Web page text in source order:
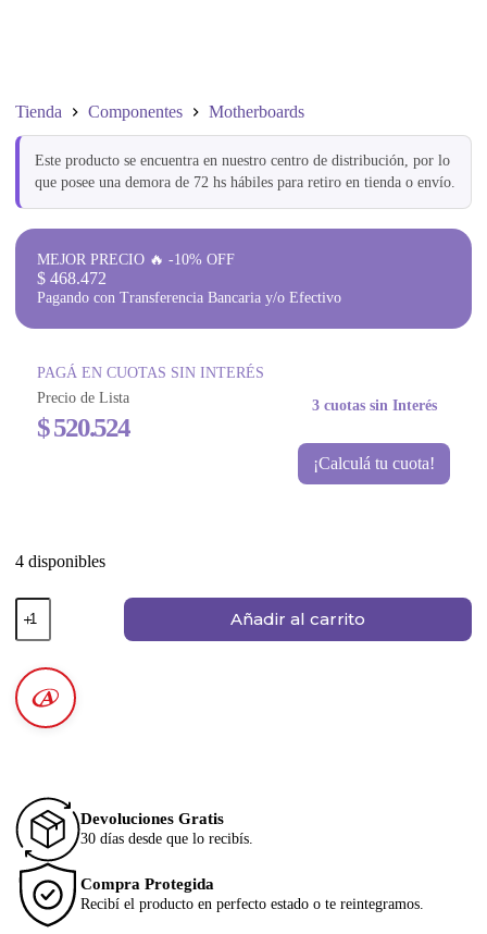
Tienda Componentes Motherboards
Este producto se encuentra en nuestro centro de distribución, por lo
que posee una demora de 72 hs hábiles para retiro en tienda o envío.
MEJOR PRECIO 🔥 -10% OFF
$ 468.472
Pagando con Transferencia Bancaria y/o Efectivo
PAGÁ EN CUOTAS SIN INTERÉS
Precio de Lista
$520.524
3 cuotas sin Interés
¡Calculá tu cuota!
4 disponibles
Añadir al carrito
Devoluciones Gratis
30 días desde que lo recibís.
Compra Protegida
Recibí el producto en perfecto estado o te reintegramos.